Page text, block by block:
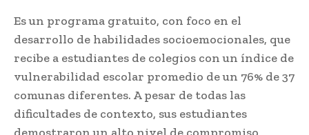
Es un programa gratuito, con foco en el
desarrollo de habilidades socioemocionales, que
recibe a estudiantes de colegios con un índice de
vulnerabilidad escolar promedio de un 76% de 37
comunas diferentes. A pesar de todas las
dificultades de contexto, sus estudiantes